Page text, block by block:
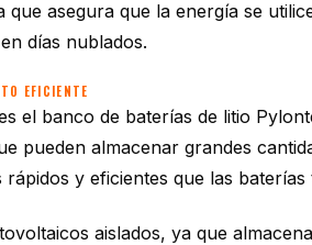
que asegura que la energía se
días nublados.
EFICIENTE
el banco de baterías de litio
pueden almacenar grandes
y eficientes que las baterías
aislados, ya que